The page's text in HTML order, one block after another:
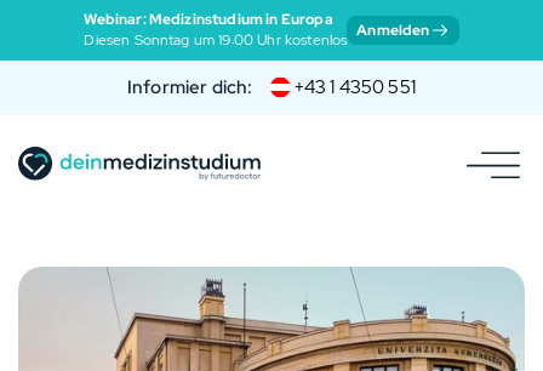
Webinar: Medizinstudium in Europa
Diesen Sonntag um 19:00 Uhr kostenlos Anmelden
Informier dich: +43 1 4350 551